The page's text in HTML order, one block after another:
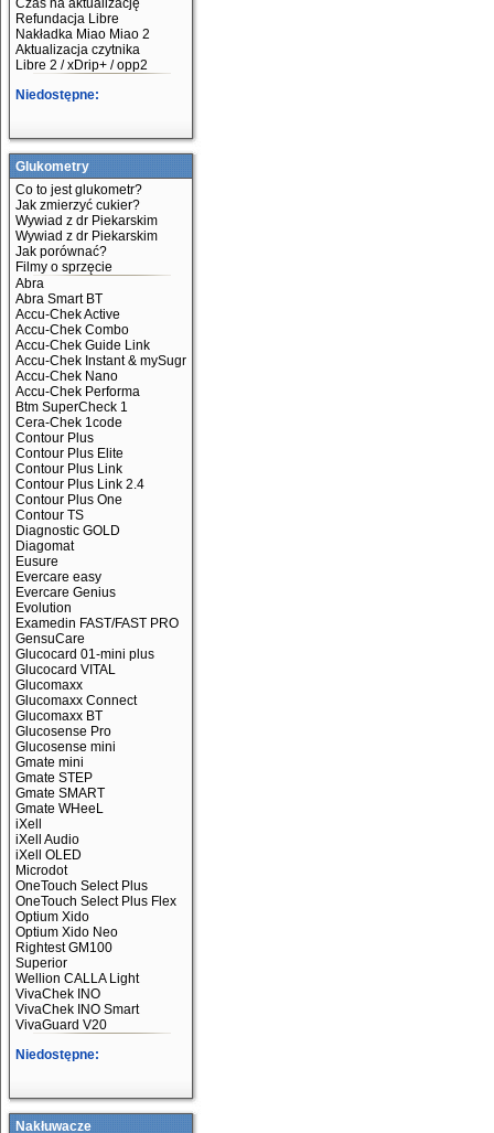
Czas na aktualizację
Refundacja Libre
Nakładka Miao Miao 2
Aktualizacja czytnika
Libre 2 / xDrip+ / opp2
Niedostępne:
Glukometry
Co to jest glukometr?
Jak zmierzyć cukier?
Wywiad z dr Piekarskim
Wywiad z dr Piekarskim
Jak porównać?
Filmy o sprzęcie
Abra
Abra Smart BT
Accu-Chek Active
Accu-Chek Combo
Accu-Chek Guide Link
Accu-Chek Instant & mySugr
Accu-Chek Nano
Accu-Chek Performa
Btm SuperCheck 1
Cera-Chek 1code
Contour Plus
Contour Plus Elite
Contour Plus Link
Contour Plus Link 2.4
Contour Plus One
Contour TS
Diagnostic GOLD
Diagomat
Eusure
Evercare easy
Evercare Genius
Evolution
Examedin FAST/FAST PRO
GensuCare
Glucocard 01-mini plus
Glucocard VITAL
Glucomaxx
Glucomaxx Connect
Glucomaxx BT
Glucosense Pro
Glucosense mini
Gmate mini
Gmate STEP
Gmate SMART
Gmate WHeeL
iXell
iXell Audio
iXell OLED
Microdot
OneTouch Select Plus
OneTouch Select Plus Flex
Optium Xido
Optium Xido Neo
Rightest GM100
Superior
Wellion CALLA Light
VivaChek INO
VivaChek INO Smart
VivaGuard V20
Niedostępne:
Nakłuwacze